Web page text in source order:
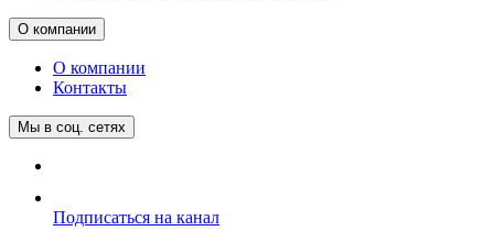
О компании
О компании
Контакты
Мы в соц. сетях
Подписаться на канал